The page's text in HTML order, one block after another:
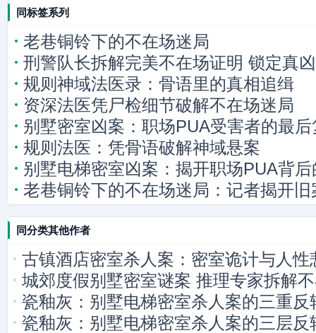
同标签系列
老巷铜铃下的不在场迷局
刑警队长拆解完美不在场证明 锁定真凶
规则神域法医录：骨语里的真相追缉
资深法医凭尸检细节破解不在场迷局
别墅密室凶案：职场PUA受害者的最后
规则法医：凭骨语破解神域悬案
别墅电梯密室凶案：揭开职场PUA背
老巷铜铃下的不在场迷局：记者揭开旧
同分类其他作者
古镇酒店密室杀人案：密室诡计与人性
城郊度假别墅密室谜案 推理专家拆解
瓷釉灰：别墅电梯密室杀人案的三重反
瓷釉灰：别墅电梯密室杀人案的三层反